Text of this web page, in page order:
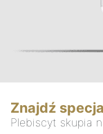
Znajdź
Plebiscyt skupia